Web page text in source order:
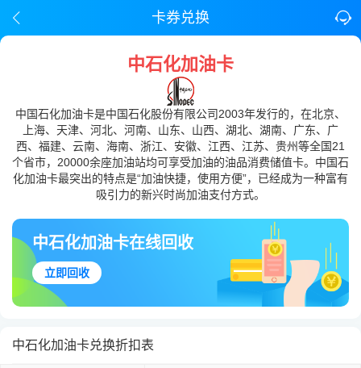
卡券兑换
中石化加油卡
中国石化加油卡是中国石化股份有限公司2003年发行的，在北京、
上海、天津、河北、河南、山东、山西、湖北、湖南、广东、广
西、福建、云南、海南、浙江、安徽、江西、江苏、贵州等全国21
个省市，20000余座加油站均可享受加油的油品消费储值卡。中国石
化加油卡最突出的特点是“加油快捷，使用方便”，已经成为一种富有
吸引力的新兴时尚加油支付方式。
中石化加油卡在线回收
立即回收
中石化加油卡兑换折扣表